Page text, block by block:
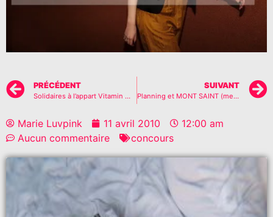
PRÉCÉDENT
Solidaires à l’appart Vitamin Water??
SUIVANT
Planning et MONT SAINT (mes) MICHE(s)
Marie Luvpink 11 avril 2010
12:00 am
Aucun commentaire
concours